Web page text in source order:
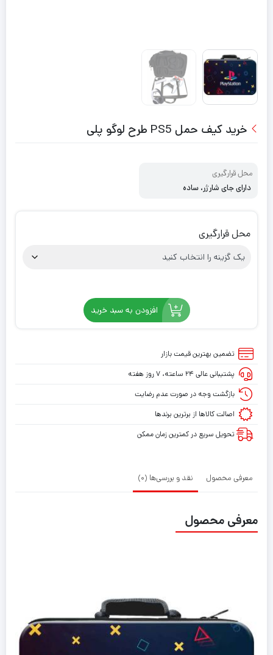
خرید کیف حمل PS5 طرح لوگو پلی
محل قرارگیری
دارای جای شارژر، ساده
محل قرارگیری
افزودن به سبد خرید
تضمین بهترین قیمت بازار
پشتیبانی عالی ۲۴ ساعته، ۷ روز هفته
بازگشت وجه در صورت عدم رضایت
اصالت کالاها از برترین برندها
تحویل سریع در کمترین زمان ممکن
معرفی محصول نقد و بررسی‌ها (0)
معرفی محصول